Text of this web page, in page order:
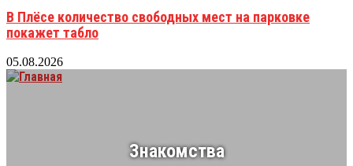
В Плёсе количество свободных мест на парковке
покажет табло
05.08.2026
Знакомства